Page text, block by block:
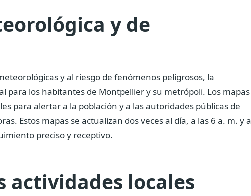
y de
y al riesgo de fenómenos peligrosos, la
para los habitantes de Montpellier y su metrópoli. Los mapas
para alertar a la población y a las autoridades públicas de
Estos mapas se actualizan dos veces al día, a las 6 a. m. y a
preciso y receptivo.
actividades locales